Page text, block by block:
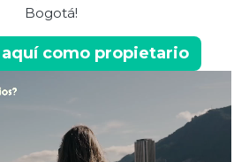
Bogotá!
como propietario